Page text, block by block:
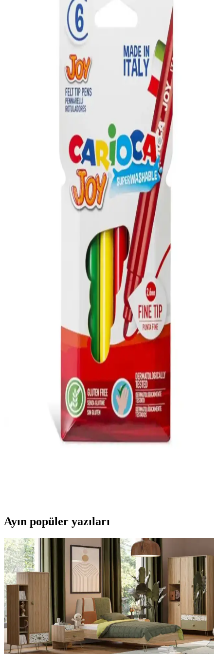
Midilife Lifebed Cotton Yaylı Yatak 65x95 cm doğal
malzeme ve ergonomik tasarım ile sağlıklı uyku
Midilife Lifebed Cotton Yaylı Yatak, doğal malzeme, çift taraflı
kullanım ve ergonomik tasarımıyla çocuklar ve bebekler için ideal,
uzun ömürlü ve hijyenik uyku ortamı sunar.
Mor Lila Beyaz Doğum Günü Balon Zincir Seti
Renkli ve Şık Parti Dekorasyonu İçin Uygun
Renkli ve dayanıklı balonlardan oluşan bu set, doğum günü
kutlamalarına şıklık ve canlılık katar, kolay kurulumu ile partilerinizi
Parti Dolabı 6 Adet 14'' Safari Folyo Balon Hayvan
Seti Renkli ve Eğlenceli Dekorasyon Ürünü
14 inçlik hayvan figürlü folyo balonlar, doğa ve hayvan temalı
etkinliklerde canlılık ve eğlence katmak için ideal, dayanıklı ve
kolay şişirilebilir, renkli dekorasyon ürünü.
Neobebek Stick4ever Forest: Çocuklar İçin Yaratıcı
ve Eğlenceli Sticker Seti
Neobebek Stick4ever Forest, çocuklara doğa temalı yaratıcı sticker
deneyimi sunar. Eğlenceli ve sanatsal aktivitelerle çocukların hayal
gücünü destekler, el becerilerini geliştirir.
Minika Çocuk Özel Seri 5 ve Turkuvaz Minika Go
Dergileri Karşılaştırması
Minika Çocuk Özel Seri 5 ve Turkuvaz Minika Go, çocukların
eğlenerek öğrenmesini sağlayan popüler dergiler. Türkçe ve Azerice
içeriklerle, farklı yaş gruplarına hitap eden bu ürünler, ebeveynlere
uygun seçim yapma imkanı sunar.
Çocuklar İçin Ergonomik ve Dayanıklı Çalışma
Masası Seçenekleri
Çocukların gelişimine uygun, ergonomik ve dayanıklı tasarıma sahip
renkli çalışma masaları, kolay temizlenebilir yüzeyleri ve güvenli
yapılarıyla ebeveynlerin tercihine sunuluyor.
Genel Markalar Çocuk Carioca Joy Süper
Yıkanabilir Keçeli Boya Kalemi 6'lı Ürün Tanıtımı
Ayın popüler yazıları